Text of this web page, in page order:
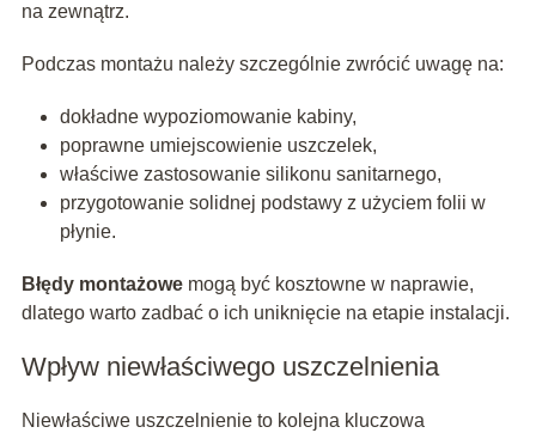
na zewnątrz.
Podczas montażu należy szczególnie zwrócić uwagę na:
dokładne wypoziomowanie kabiny,
poprawne umiejscowienie uszczelek,
właściwe zastosowanie silikonu sanitarnego,
przygotowanie solidnej podstawy z użyciem folii w
płynie.
Błędy montażowemogą być kosztowne w naprawie,
dlatego warto zadbać o ich uniknięcie na etapie instalacji.
Wpływ niewłaściwego uszczelnienia
Niewłaściwe uszczelnienie to kolejna kluczowa